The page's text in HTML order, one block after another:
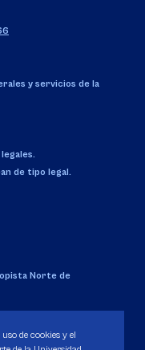
y servicios de la
de tipo legal.
Norte de
de 1980.
de cookies y el